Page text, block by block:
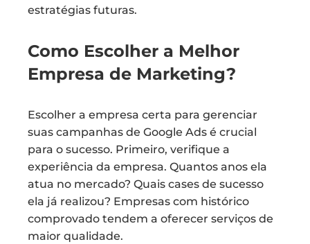
estratégias futuras.
Como Escolher a Melhor
Empresa de Marketing?
Escolher a empresa certa para gerenciar
suas campanhas de Google Ads é crucial
para o sucesso. Primeiro, verifique a
experiência da empresa. Quantos anos ela
atua no mercado? Quais cases de sucesso
ela já realizou? Empresas com histórico
comprovado tendem a oferecer serviços de
maior qualidade.